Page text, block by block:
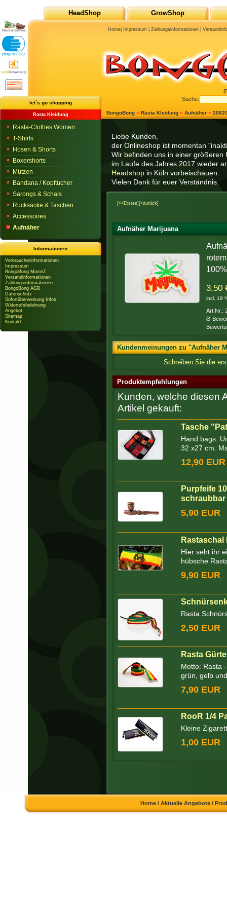
Liebe Kunden,
der Onlineshop ist momentan
Wir befinden uns in einer größeren
im Laufe des Jahres 2017 wieder
Headshop in Köln vorbeischauen.
Vielen Dank für euer Verständnis.
[<<Erstes] [<zurück]
Aufnäher Marijuana
3,50
incl. 19
Art.Nr.:
Ø
Kundenmeinungen zu "Aufnäher
Schreiben Sie die
Produktempfehlungen
Kunden, welche diesen
Artikel gekauft:
Tasche
Hand bags.
32 x27 cm.
12,90 EUR
Purpfeife
schraubbar
5,90 EUR
Hier seht ihr
hübsche
9,90 EUR
Rasta
2,50 EUR
Rasta
Motto: Rasta
grün, gelb
7,90 EUR
RooR 1/4
Kleine
1,00 EUR
BongoBong » Rasta Kleidung » Aufnäher »
let´s go shopping
Rasta Kleidung
Rasta-Clothes Women
T-Shirts
Hosen & Shorts
Boxershorts
Mützen
Bandana / Kopftücher
Sarongs & Schals
Rucksäcke & Taschen
Accessoires
Aufnäher
Informationen
Verbraucherinformationen
Impressum
BongoBong MovieZ
Versandinformationen
Zahlungsinformationen
BongoBong AGB
Datenschutz
Sofortüberweisung Infos
Widerrufsbelehrung
Angebot
Sitemap
Kontakt
HeadShop GrowShop
Suche:
Home Impressum |Zahlungsinformationen |
Home /Aktuelle Angebote /